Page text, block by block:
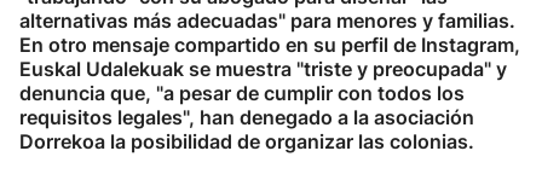
alternativas más adecuadas" para menores y familias.
En otro mensaje compartido en su perfil de Instagram,
Euskal Udalekuak se muestra "triste y preocupada" y
denuncia que, "a pesar de cumplir con todos los
requisitos legales", han denegado a la asociación
Dorrekoa la posibilidad de organizar las colonias.